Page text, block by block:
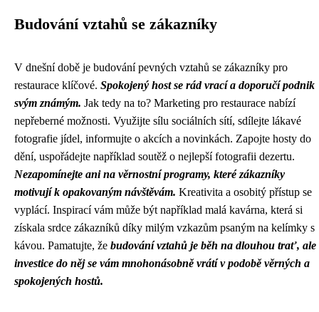
Budování vztahů se zákazníky
V dnešní době je budování pevných vztahů se zákazníky pro
restaurace klíčové. Spokojený host se rád vrací a doporučí podnik
svým známým. Jak tedy na to? Marketing pro restaurace nabízí
nepřeberné možnosti. Využijte sílu sociálních sítí, sdílejte lákavé
fotografie jídel, informujte o akcích a novinkách. Zapojte hosty do
dění, uspořádejte například soutěž o nejlepší fotografii dezertu.
Nezapomínejte ani na věrnostní programy, které zákazníky
motivují k opakovaným návštěvám. Kreativita a osobitý přístup se
vyplácí. Inspirací vám může být například malá kavárna, která si
získala srdce zákazníků díky milým vzkazům psaným na kelímky s
kávou. Pamatujte, že budování vztahů je běh na dlouhou trať, ale
investice do něj se vám mnohonásobně vrátí v podobě věrných a
spokojených hostů.